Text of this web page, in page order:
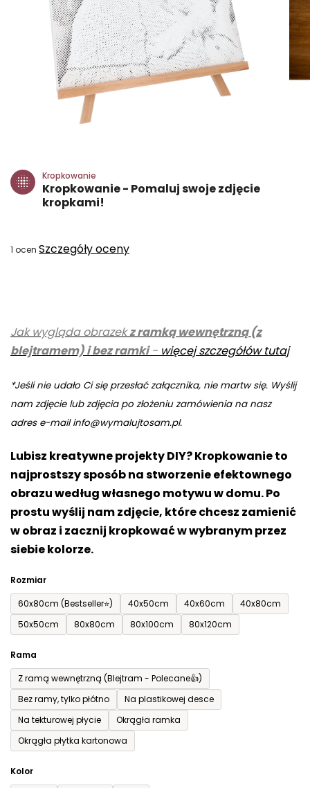
Jak wygląda obrazekz ramką wewnętrzną (z
blejtramem) i bez ramki- więcej szczegółów tutaj
*Jeśli nie udało Ci się przesłać załącznika, nie martw się. Wyślij
nam zdjęcie lub zdjęcia po złożeniu zamówienia na nasz
adres e-mail info@wymalujtosam.pl.
Lubisz kreatywne projekty DIY? Kropkowanie to
najprostszy sposób na stworzenie efektownego
obrazu według własnego motywu w domu. Po
prostu wyślij nam zdjęcie, które chcesz zamienić
w obraz i zacznij kropkować w wybranym przez
siebie kolorze.
Rozmiar
60x80cm (Bestseller⭐)
40x50cm 40x60cm
40x80cm
50x50cm
80x80cm 80x100cm 80x120cm
Rama
Z ramą wewnętrzną (Blejtram - Polecane👍)
Bez ramy, tylko płótno
Na plastikowej desce
Na tekturowej płycie
Okrągła ramka
Okrągła płytka kartonowa
Kolor
Kropkowanie
Kropkowanie - Pomaluj swoje zdjęcie
kropkami!
Średnia
na
5
gwiazdek.
1 ocen Szczegóły oceny